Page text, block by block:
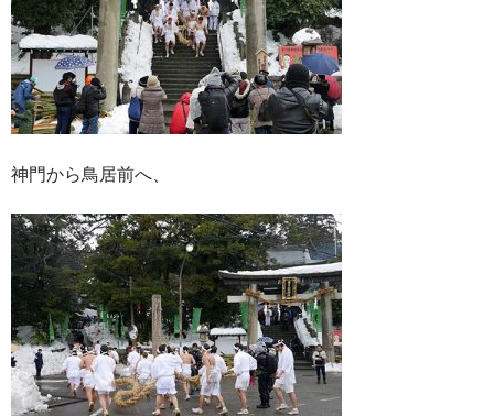
神門から鳥居前へ、